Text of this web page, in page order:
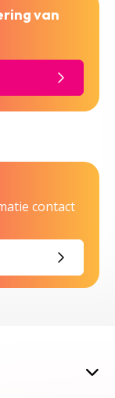
van
contact